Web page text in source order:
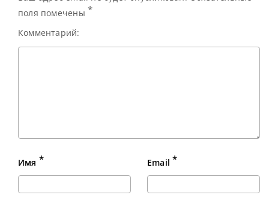
поля помечены *
Комментарий:
Имя * Email *